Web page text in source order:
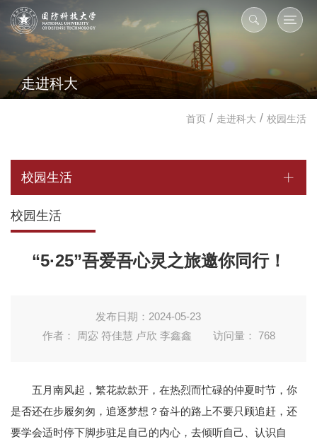
走进科大
首页 / 走进科大 / 校园生活
校园生活
校园生活
“5·25”吾爱吾心灵之旅邀你同行！
发布日期：2024-05-23
作者： 周宓 符佳慧 卢欣 李鑫鑫
访问量： 768
五月南风起，繁花款款开， 在热烈而忙碌的仲夏时节， 你
是否还在步履匆匆，追逐梦想？ 奋斗的路上不要只顾追赶， 还
要学会适时停下脚步驻足自己的内心， 去倾听自己、认识自